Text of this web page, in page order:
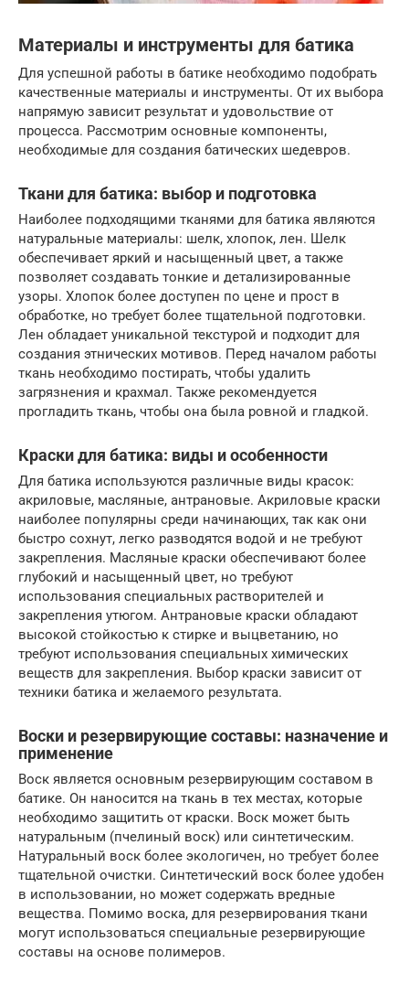
Материалы и инструменты для батика
Для успешной работы в батике необходимо подобрать
качественные материалы и инструменты. От их выбора
напрямую зависит результат и удовольствие от
процесса. Рассмотрим основные компоненты,
необходимые для создания батических шедевров.
Ткани для батика: выбор и подготовка
Наиболее подходящими тканями для батика являются
натуральные материалы: шелк, хлопок, лен. Шелк
обеспечивает яркий и насыщенный цвет, а также
позволяет создавать тонкие и детализированные
узоры. Хлопок более доступен по цене и прост в
обработке, но требует более тщательной подготовки.
Лен обладает уникальной текстурой и подходит для
создания этнических мотивов. Перед началом работы
ткань необходимо постирать, чтобы удалить
загрязнения и крахмал. Также рекомендуется
прогладить ткань, чтобы она была ровной и гладкой.
Краски для батика: виды и особенности
Для батика используются различные виды красок:
акриловые, масляные, антрановые. Акриловые краски
наиболее популярны среди начинающих, так как они
быстро сохнут, легко разводятся водой и не требуют
закрепления. Масляные краски обеспечивают более
глубокий и насыщенный цвет, но требуют
использования специальных растворителей и
закрепления утюгом. Антрановые краски обладают
высокой стойкостью к стирке и выцветанию, но
требуют использования специальных химических
веществ для закрепления. Выбор краски зависит от
техники батика и желаемого результата.
Воски и резервирующие составы: назначение и
применение
Воск является основным резервирующим составом в
батике. Он наносится на ткань в тех местах, которые
необходимо защитить от краски. Воск может быть
натуральным (пчелиный воск) или синтетическим.
Натуральный воск более экологичен, но требует более
тщательной очистки. Синтетический воск более удобен
в использовании, но может содержать вредные
вещества. Помимо воска, для резервирования ткани
могут использоваться специальные резервирующие
составы на основе полимеров.